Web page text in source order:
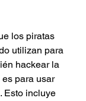
los piratas
utilizan para
hackear la
para usar
Esto incluye